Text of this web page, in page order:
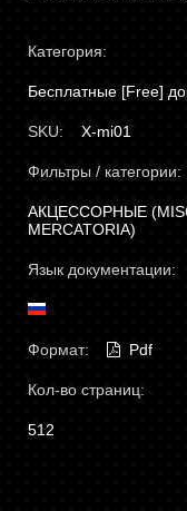
Категория:
Бесплатные [Free]
SKU: X-mi01
Фильтры / категории:
АКЦЕССОРНЫЕ
MERCATORIA)
Язык документации:
Формат: Pdf
Кол-во страниц:
512